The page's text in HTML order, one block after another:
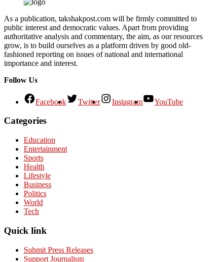
As a publication, takshakpost.com will be firmly committed to
public interest and democratic values. Apart from providing
authoritative analysis and commentary, the aim, as our resources
grow, is to build ourselves as a platform driven by good old-
fashioned reporting on issues of national and international
importance and interest.
Follow Us
Facebook Twitter Instagram YouTube
Categories
Education
Entertainment
Sports
Health
Lifestyle
Business
Politics
World
Tech
Quick link
Submit Press Releases
Support Journalism